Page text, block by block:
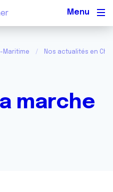
Maritime Nos actualités en
marche